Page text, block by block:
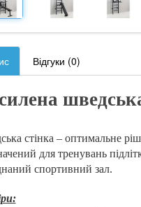
Відгуки (0)
стінка – оптимальне
для тренувань
спортивний зал.